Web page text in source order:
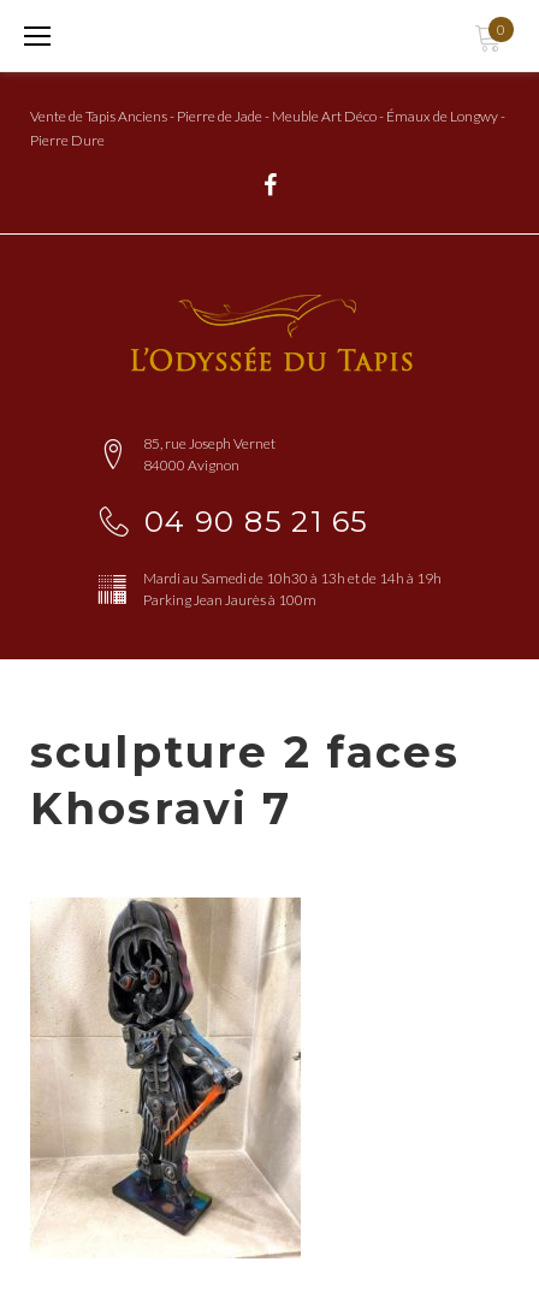
0
Vente de Tapis Anciens - Pierre de Jade - Meuble Art Déco - Émaux de Longwy -
Pierre Dure
85, rue Joseph Vernet
84000 Avignon
04 90 85 21 65
Mardi au Samedi de 10h30 à 13h et de 14h à 19h
Parking Jean Jaurès à 100m
sculpture 2 faces
Khosravi 7